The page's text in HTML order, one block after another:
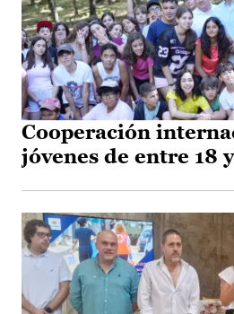
Cooperación
jóvenes de entre 18